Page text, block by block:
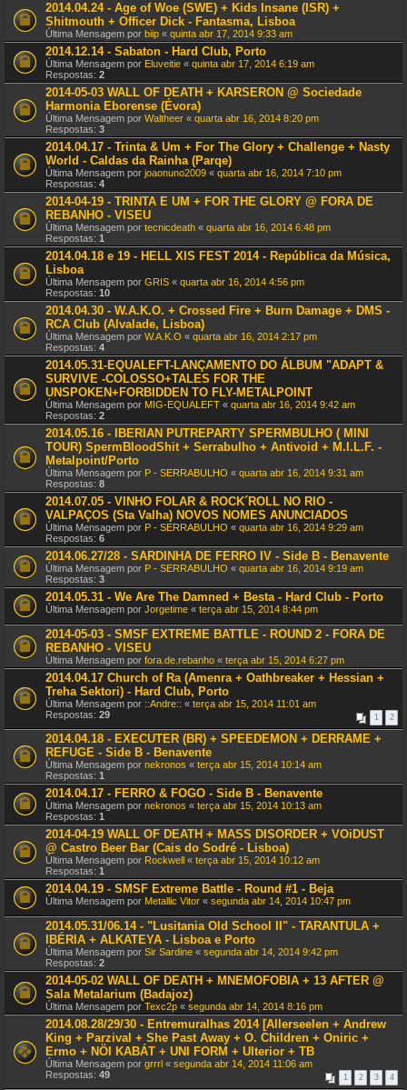
2014.04.24 - Age of Woe (SWE) + Kids Insane (ISR) +
Shitmouth + Officer Dick - Fantasma, Lisboa
Última Mensagem por biip « quinta abr 17, 2014 9:33 am
2014.12.14 - Sabaton - Hard Club, Porto
Última Mensagem por Eluveitie « quinta abr 17, 2014 6:19 am
Respostas: 2
2014-05-03 WALL OF DEATH + KARSERON @ Sociedade
Harmonia Eborense (Évora)
Última Mensagem por Waltheer « quarta abr 16, 2014 8:20 pm
Respostas: 3
2014.04.17 - Trinta & Um + For The Glory + Challenge + Nasty
World - Caldas da Rainha (Parqe)
Última Mensagem por joaonuno2009 « quarta abr 16, 2014 7:10 pm
Respostas: 4
2014-04-19 - TRINTA E UM + FOR THE GLORY @ FORA DE
REBANHO - VISEU
Última Mensagem por tecnicdeath « quarta abr 16, 2014 6:48 pm
Respostas: 1
2014.04.18 e 19 - HELL XIS FEST 2014 - República da Música,
Lisboa
Última Mensagem por GRIS « quarta abr 16, 2014 4:56 pm
Respostas: 10
2014.04.30 - W.A.K.O. + Crossed Fire + Burn Damage + DMS -
RCA Club (Alvalade, Lisboa)
Última Mensagem por W.A.K.O « quarta abr 16, 2014 2:17 pm
Respostas: 4
2014.05.31-EQUALEFT-LANÇAMENTO DO ÁLBUM "ADAPT &
SURVIVE -COLOSSO+TALES FOR THE
UNSPOKEN+FORBIDDEN TO FLY-METALPOINT
Última Mensagem por MIG-EQUALEFT « quarta abr 16, 2014 9:42 am
Respostas: 2
2014.05.16 - IBERIAN PUTREPARTY SPERMBULHO ( MINI
TOUR) SpermBloodShit + Serrabulho + Antivoid + M.I.L.F. -
Metalpoint/Porto
Última Mensagem por P - SERRABULHO « quarta abr 16, 2014 9:31 am
Respostas: 8
2014.07.05 - VINHO FOLAR & ROCK´ROLL NO RIO -
VALPAÇOS (Sta Valha) NOVOS NOMES ANUNCIADOS
Última Mensagem por P - SERRABULHO « quarta abr 16, 2014 9:29 am
Respostas: 6
2014.06.27/28 - SARDINHA DE FERRO IV - Side B - Benavente
Última Mensagem por P - SERRABULHO « quarta abr 16, 2014 9:19 am
Respostas: 3
2014.05.31 - We Are The Damned + Besta - Hard Club - Porto
Última Mensagem por Jorgetime « terça abr 15, 2014 8:44 pm
2014-05-03 - SMSF EXTREME BATTLE - ROUND 2 - FORA DE
REBANHO - VISEU
Última Mensagem por fora.de.rebanho « terça abr 15, 2014 6:27 pm
2014.04.17 Church of Ra (Amenra + Oathbreaker + Hessian +
Treha Sektori) - Hard Club, Porto
Última Mensagem por ::Andre:: « terça abr 15, 2014 11:01 am
Respostas: 29 1 2
2014.04.18 - EXECUTER (BR) + SPEEDEMON + DERRAME +
REFUGE - Side B - Benavente
Última Mensagem por nekronos « terça abr 15, 2014 10:14 am
Respostas: 1
2014.04.17 - FERRO & FOGO - Side B - Benavente
Última Mensagem por nekronos « terça abr 15, 2014 10:13 am
Respostas: 1
2014-04-19 WALL OF DEATH + MASS DISORDER + VOiDUST
@ Castro Beer Bar (Cais do Sodré - Lisboa)
Última Mensagem por Rockwell « terça abr 15, 2014 10:12 am
Respostas: 1
2014.04.19 - SMSF Extreme Battle - Round #1 - Beja
Última Mensagem por Metallic Vitor « segunda abr 14, 2014 10:47 pm
2014.05.31/06.14 - "Lusitania Old School II" - TARANTULA +
IBÉRIA + ALKATEYA - Lisboa e Porto
Última Mensagem por Sir Sardine « segunda abr 14, 2014 9:42 pm
Respostas: 2
2014-05-02 WALL OF DEATH + MNEMOFOBIA + 13 AFTER @
Sala Metalarium (Badajoz)
Última Mensagem por Texc2p « segunda abr 14, 2014 8:16 pm
2014.08.28/29/30 - Entremuralhas 2014 [Allerseelen + Andrew
King + Parzival + She Past Away + O. Children + Oniric +
Ermo + NÖI KABÁT + UNI FORM + Ulterior + TB
Última Mensagem por grrrl « segunda abr 14, 2014 11:06 am
Respostas: 49 1 2 3 4